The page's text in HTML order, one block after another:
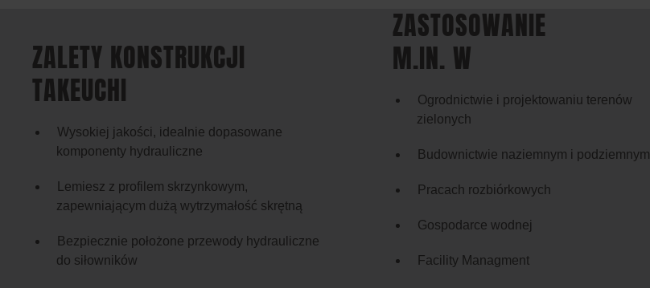
ZALETY KONSTRUKCJI
TAKEUCHI
Wysokiej jakości, idealnie dopasowane
komponenty hydrauliczne
Lemiesz z profilem skrzynkowym,
zapewniającym dużą wytrzymałość skrętną
Bezpiecznie położone przewody hydrauliczne
do siłowników
ZASTOSOWANIE
M.IN. W
Ogrodnictwie i projektowaniu terenów
zielonych
Budownictwie naziemnym i podziemnym
Pracach rozbiórkowych
Gospodarce wodnej
Facility Managment